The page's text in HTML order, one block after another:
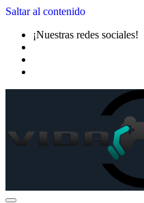
Saltar al contenido
¡Nuestras redes sociales!